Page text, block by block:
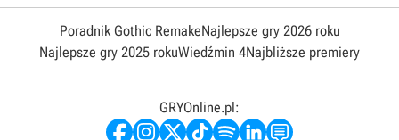
Poradnik Gothic RemakeNajlepsze gry 2026 roku
Najlepsze gry 2025 rokuWiedźmin 4Najbliższe premiery
GRYOnline.pl: